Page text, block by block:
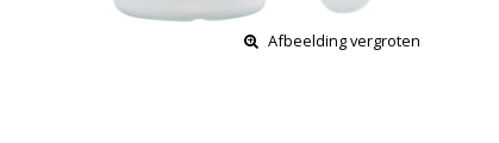
Afbeelding vergroten